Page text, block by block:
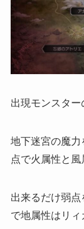
出現モンスター
地下迷宮の魔
点で火属性と風
出来るだけ弱
で地属性はリィ